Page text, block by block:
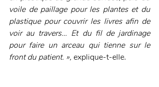
voile de paillage pour les plantes et du
plastique pour couvrir les livres afin de
voir au travers… Et du fil de jardinage
pour faire un arceau qui tienne sur le
front du patient. », explique-t-elle.